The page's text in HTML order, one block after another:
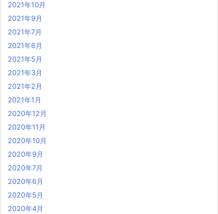
2021年10月
2021年9月
2021年7月
2021年6月
2021年5月
2021年3月
2021年2月
2021年1月
2020年12月
2020年11月
2020年10月
2020年9月
2020年7月
2020年6月
2020年5月
2020年4月